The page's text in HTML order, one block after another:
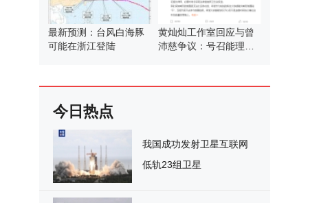
最新预测：台风白海豚
可能在浙江登陆
黄灿灿工作室回应与曾
沛慈争议：号召能理智
今日热点
我国成功发射卫星互联网
低轨23组卫星